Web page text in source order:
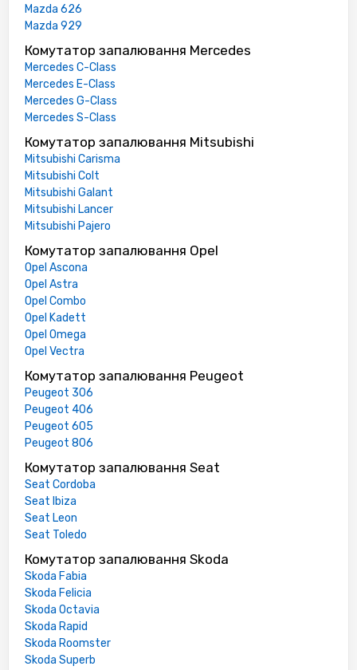
Mazda 626
Mazda 929
Комутатор запалювання Mercedes
Mercedes C-Class
Mercedes E-Class
Mercedes G-Class
Mercedes S-Class
Комутатор запалювання Mitsubishi
Mitsubishi Carisma
Mitsubishi Colt
Mitsubishi Galant
Mitsubishi Lancer
Mitsubishi Pajero
Комутатор запалювання Opel
Opel Ascona
Opel Astra
Opel Combo
Opel Kadett
Opel Omega
Opel Vectra
Комутатор запалювання Peugeot
Peugeot 306
Peugeot 406
Peugeot 605
Peugeot 806
Комутатор запалювання Seat
Seat Cordoba
Seat Ibiza
Seat Leon
Seat Toledo
Комутатор запалювання Skoda
Skoda Fabia
Skoda Felicia
Skoda Octavia
Skoda Rapid
Skoda Roomster
Skoda Superb